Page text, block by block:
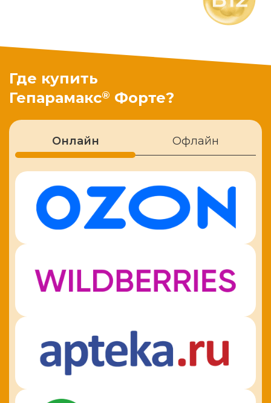
Где купить
Гепарамакс® Форте?
Онлайн Офлайн